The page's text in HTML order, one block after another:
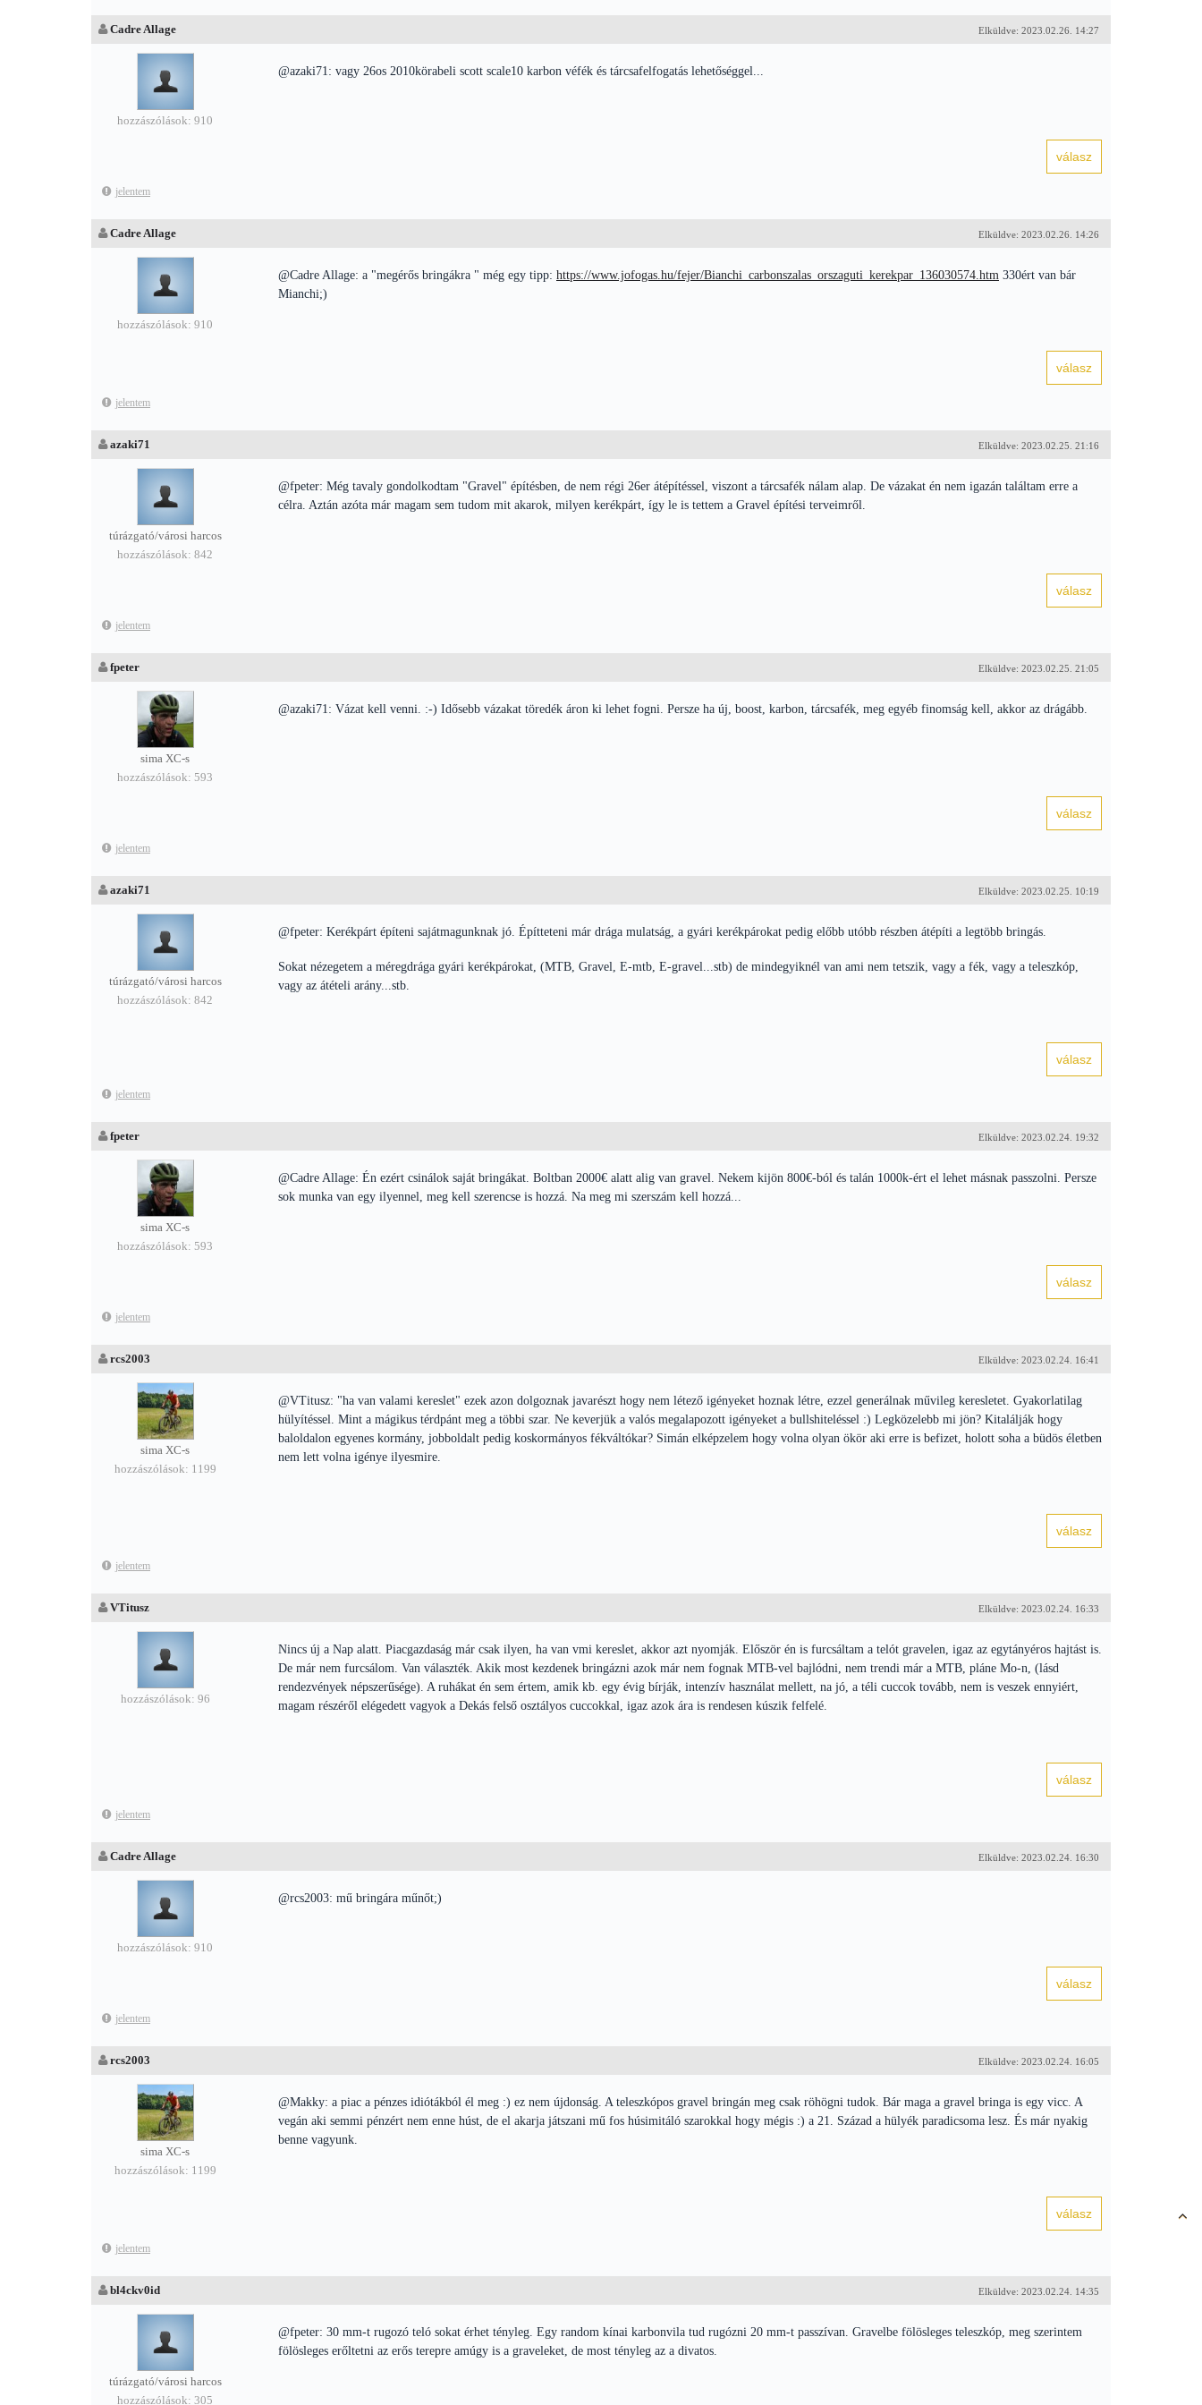
Elküldve: 2023.02.26. 14:27
Cadre Allage
hozzászólások: 910
@azaki71: vagy 26os 2010körabeli scott scale10 karbon véfék és tárcsafelfogatás lehetőséggel...
jelentem
Elküldve: 2023.02.26. 14:26
Cadre Allage
hozzászólások: 910
@Cadre Allage: a "megérős bringákra " még egy tipp: https://www.jofogas.hu/fejer/Bianchi_carbonszalas_orszaguti_kerekpar_136030574.htm 330ért van bár
Mianchi;)
jelentem
Elküldve: 2023.02.25. 21:16
azaki71
túrázgató/városi harcos
hozzászólások: 842
@fpeter: Még tavaly gondolkodtam "Gravel" építésben, de nem régi 26er átépítéssel, viszont a tárcsafék nálam alap. De vázakat én nem igazán találtam erre a
célra. Aztán azóta már magam sem tudom mit akarok, milyen kerékpárt, így le is tettem a Gravel építési terveimről.
jelentem
Elküldve: 2023.02.25. 21:05
fpeter
sima XC-s
hozzászólások: 593
@azaki71: Vázat kell venni. :-) Idősebb vázakat töredék áron ki lehet fogni. Persze ha új, boost, karbon, tárcsafék, meg egyéb finomság kell, akkor az drágább.
jelentem
Elküldve: 2023.02.25. 10:19
azaki71
túrázgató/városi harcos
hozzászólások: 842
@fpeter: Kerékpárt építeni sajátmagunknak jó. Építteteni már drága mulatság, a gyári kerékpárokat pedig előbb utóbb részben átépíti a legtöbb bringás.
Sokat nézegetem a méregdrága gyári kerékpárokat, (MTB, Gravel, E-mtb, E-gravel...stb) de mindegyiknél van ami nem tetszik, vagy a fék, vagy a teleszkóp,
vagy az átételi arány...stb.
jelentem
Elküldve: 2023.02.24. 19:32
fpeter
sima XC-s
hozzászólások: 593
@Cadre Allage: Én ezért csinálok saját bringákat. Boltban 2000€ alatt alig van gravel. Nekem kijön 800€-ból és talán 1000k-ért el lehet másnak passzolni. Persze
sok munka van egy ilyennel, meg kell szerencse is hozzá. Na meg mi szerszám kell hozzá...
jelentem
Elküldve: 2023.02.24. 16:41
rcs2003
sima XC-s
hozzászólások: 1199
@VTitusz: "ha van valami kereslet" ezek azon dolgoznak javarészt hogy nem létező igényeket hoznak létre, ezzel generálnak művileg keresletet. Gyakorlatilag
hülyítéssel. Mint a mágikus térdpánt meg a többi szar. Ne keverjük a valós megalapozott igényeket a bullshiteléssel :) Legközelebb mi jön? Kitalálják hogy
baloldalon egyenes kormány, jobboldalt pedig koskormányos fékváltókar? Simán elképzelem hogy volna olyan ökör aki erre is befizet, holott soha a büdös életben
nem lett volna igénye ilyesmire.
jelentem
Elküldve: 2023.02.24. 16:33
VTitusz
hozzászólások: 96
Nincs új a Nap alatt. Piacgazdaság már csak ilyen, ha van vmi kereslet, akkor azt nyomják. Először én is furcsáltam a telót gravelen, igaz az egytányéros hajtást is.
De már nem furcsálom. Van választék. Akik most kezdenek bringázni azok már nem fognak MTB-vel bajlódni, nem trendi már a MTB, pláne Mo-n, (lásd
rendezvények népszerűsége). A ruhákat én sem értem, amik kb. egy évig bírják, intenzív használat mellett, na jó, a téli cuccok tovább, nem is veszek ennyiért,
magam részéről elégedett vagyok a Dekás felső osztályos cuccokkal, igaz azok ára is rendesen kúszik felfelé.
jelentem
Elküldve: 2023.02.24. 16:30
Cadre Allage
hozzászólások: 910
@rcs2003: mű bringára műnőt;)
jelentem
Elküldve: 2023.02.24. 16:05
rcs2003
sima XC-s
hozzászólások: 1199
@Makky: a piac a pénzes idiótákból él meg :) ez nem újdonság. A teleszkópos gravel bringán meg csak röhögni tudok. Bár maga a gravel bringa is egy vicc. A
vegán aki semmi pénzért nem enne húst, de el akarja játszani mű fos húsimitáló szarokkal hogy mégis :) a 21. Század a hülyék paradicsoma lesz. És már nyakig
benne vagyunk.
jelentem
Elküldve: 2023.02.24. 14:35
bl4ckv0id
túrázgató/városi harcos
hozzászólások: 305
@fpeter: 30 mm-t rugozó teló sokat érhet tényleg. Egy random kínai karbonvila tud rugózni 20 mm-t passzívan. Gravelbe fölösleges teleszkóp, meg szerintem
fölösleges erőltetni az erős terepre amúgy is a graveleket, de most tényleg az a divatos.